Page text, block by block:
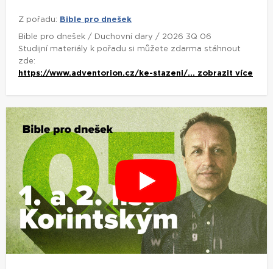
Z pořadu: Bible pro dnešek
Bible pro dnešek / Duchovní dary / 2026 3Q 06
Studijní materiály k pořadu si můžete zdarma stáhnout
zde:
https://www.adventorion.cz/ke-stazeni/... zobrazit více